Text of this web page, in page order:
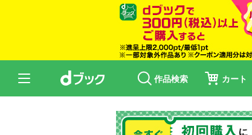
作品検索 カート